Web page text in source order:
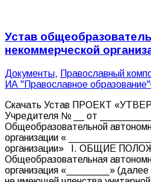
Устав
некоммерческой
Документы, Православный
ИА "Православное образование"
Скачать Устав ПРОЕКТ
Учредителя № __ от
Общеобразовательной
организации «
организации» I. ОБЩИЕ
Общеобразовательная
организация «________» (далее